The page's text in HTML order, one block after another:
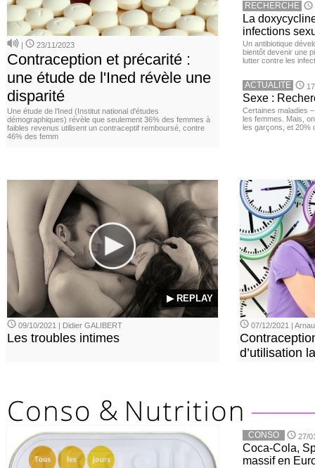
| 23/11/2023
Contraception et précarité :
une étude de l'Ined révèle une
disparité
Une étude de l’Ined (Institut national d'études
démographiques) révèle que seulement 36% des femmes à
faibles revenus utilisent un contraceptif remboursé, contre
46% des femm
RECHERCHE
La
infections
Un antibiotique
bientôt devenir une
lutter contre les
ACTUALITE
Sexe :
Certaines maladies
les femmes. Mais,
les garçons, et 20%
▶ REPLAY
09/10/2021 | Didier GALIBERT
Les troubles intimes
07/12/2021 |
d’utilisation
CONSO 27/
Coca-Cola,
massif en